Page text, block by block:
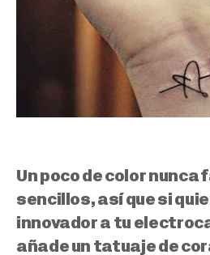
Un poco de color nunca
sencillos, así que si
innovador a tu
añade un tatuaje de